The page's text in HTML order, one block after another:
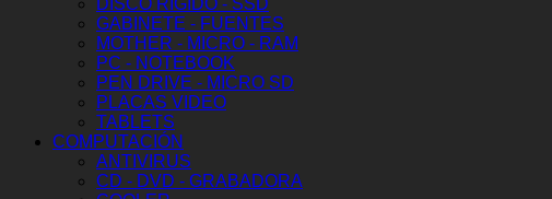
GABINETE - FUENTES
MOTHER - MICRO - RAM
PC - NOTEBOOK
PEN DRIVE - MICRO SD
PLACAS VIDEO
TABLETS
COMPUTACIÓN
ANTIVIRUS
CD - DVD - GRABADORA